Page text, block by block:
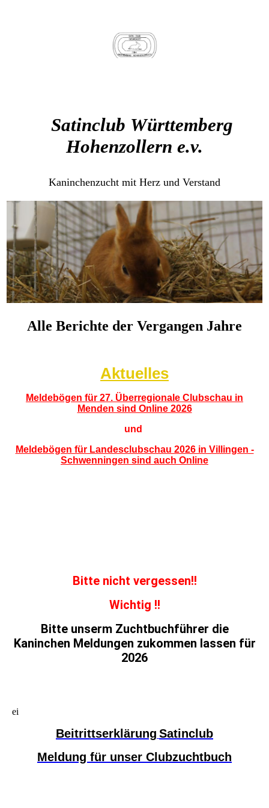
Satinclub Württemberg
Hohenzollern e.v.
Kaninchenzucht mit Herz und Verstand
Alle Berichte der Vergangen Jahre
Aktuelles
Meldebögen für 27. Überregionale Clubschau in
Menden sind Online 2026
und
Meldebögen für Landesclubschau 2026 in Villingen -
Schwenningen sind auch Online
Bitte nicht vergessen!!
Wichtig !!
Bitte unserm Zuchtbuchführer die
Kaninchen Meldungen zukommen lassen für
2026
ei
Beitrittserklärung Satinclub
Meldung für unser Clubzuchtbuch